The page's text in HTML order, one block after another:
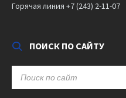
Горячая линия +7 (243) 2-11-07
ПОИСК ПО САЙТУ